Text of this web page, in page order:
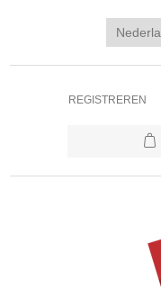
REGISTREREN